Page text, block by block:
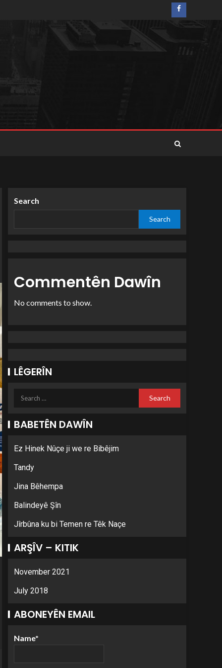
Search
Search
Commentên Dawîn
No comments to show.
LÊGERÎN
BABETÊN DAWÎN
Ez Hinek Nûçe ji we re Bibêjim
Tandy
Jina Bêhempa
Balindeyê Şîn
Jîrbûna ku bi Temen re Têk Naçe
ARŞÎV – KITIK
November 2021
July 2018
ABONEYÊN EMAIL
Name*